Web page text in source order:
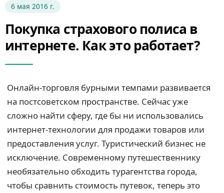
6 мая 2016 г.
Покупка страхового полиса в
интернете. Как это работает?
Онлайн-торговля бурными темпами развивается
на постсоветском пространстве. Сейчас уже
сложно найти сферу, где бы ни использовались
интернет-технологии для продажи товаров или
предоставления услуг. Туристический бизнес не
исключение. Современному путешественнику
необязательно обходить турагентства города,
чтобы сравнить стоимость путевок, теперь это